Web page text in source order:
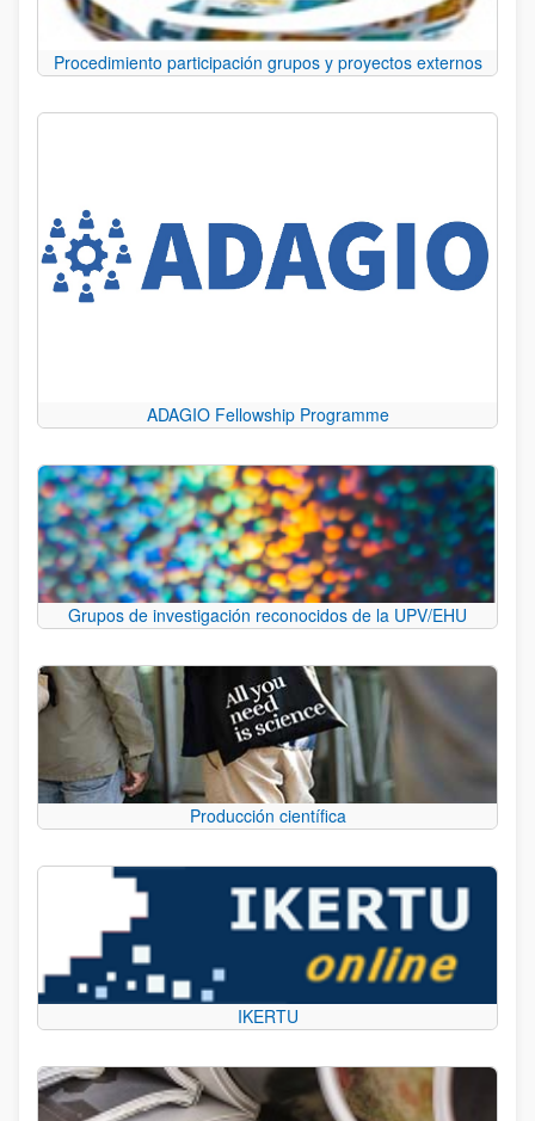
Procedimiento participación grupos y proyectos externos
ADAGIO Fellowship Programme
Grupos de investigación reconocidos de la UPV/EHU
Producción científica
IKERTU